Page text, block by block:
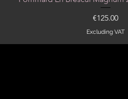
Price
€125.00
Excluding VAT